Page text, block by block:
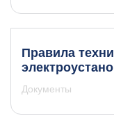
Правила
Документы